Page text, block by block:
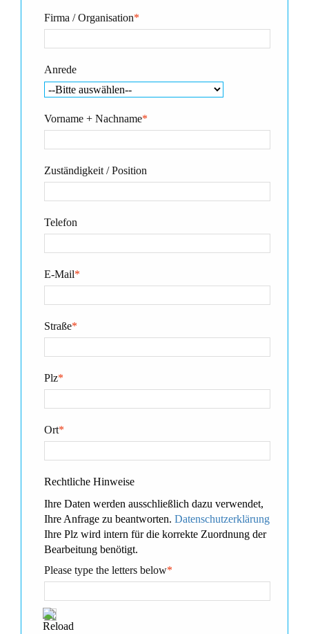
*
Firma / Organisation
Anrede
*
Vorname + Nachname
Zuständigkeit / Position
Telefon
*
E-Mail
*
Straße
*
Plz
*
Ort
Rechtliche Hinweise
Ihre Daten werden ausschließlich dazu verwendet,
Ihre Anfrage zu beantworten. Datenschutzerklärung
Ihre Plz wird intern für die korrekte Zuordnung der
Bearbeitung benötigt.
*
Please type the letters below